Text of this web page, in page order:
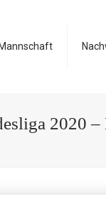
2020 –